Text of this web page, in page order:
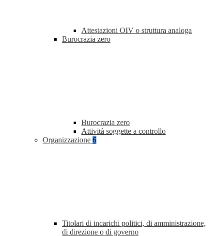
Attestazioni OIV o struttura analoga
Burocrazia zero
Burocrazia zero
Attività soggette a controllo
Organizzazione 6
Titolari di incarichi politici, di amministrazione,
di direzione o di governo